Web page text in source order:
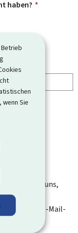
Sie
haben? *
helfen Sie uns,
Ihre E-Mail-